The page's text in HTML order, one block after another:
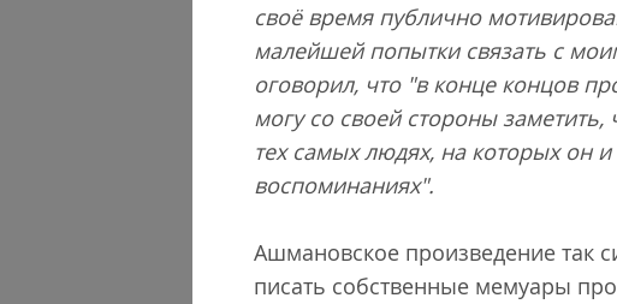
своё время публично
малейшей попытки связать с
оговорил, что "в конце концов
могу со своей стороны
тех самых людях, на которых он и
воспоминаниях".
Ашмановское произведение так
писать собственные мемуары